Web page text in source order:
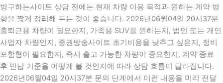
방구하는사이트 상담 전에는 현재 차량 이용 목적과 원하는 계약 방
향을 짧게 정리해 두는 것이 좋습니다. 2026년06월04일 20시37분
출퇴근용 차량이 필요한지, 가족용 SUV를 원하는지, 법인 또는 개인
사업자 차량인지, 증권방송사이트 초기비용을 낮추고 싶은지, 정비
포함형이 필요한지, 즉시 출고 가능한 차량이 중요한지, 계약 종료
후 반납 기준을 어떻게 볼 것인지에 따라 상담 흐름이 달라집니다.
2026년06월04일 20시37분 문의 단계에서 이런 내용을 미리 전달